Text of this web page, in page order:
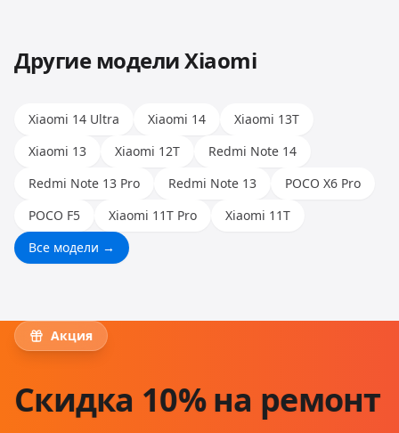
Другие моделиXiaomi
Xiaomi 14 Ultra Xiaomi 14
Xiaomi 13T
Xiaomi 13
Xiaomi 12T
Redmi Note 14
Redmi Note 13 Pro
Redmi Note 13
POCO X6 Pro
POCO F5
Xiaomi 11T Pro
Xiaomi 11T
Все модели →
Акция
Скидка 10% на ремонт